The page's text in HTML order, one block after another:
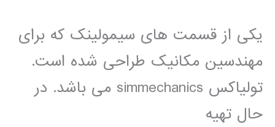
یکی از قسمت های سیمولینک که برای
مهندسین مکانیک طراحی شده است.
تولیاکس simmechanics می باشد. در
حال تهیه